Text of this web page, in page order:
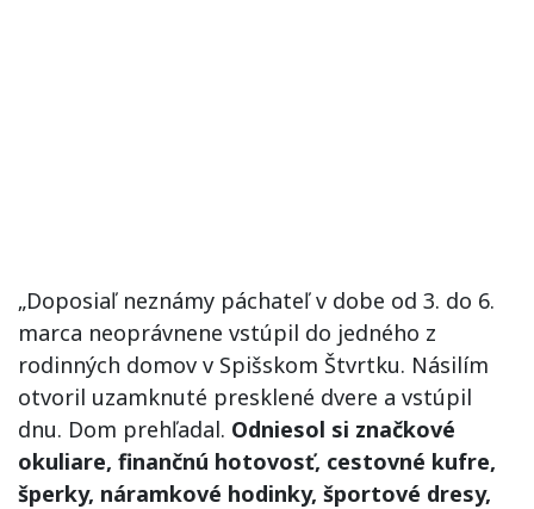
„Doposiaľ neznámy páchateľ v dobe od 3. do 6.
marca neoprávnene vstúpil do jedného z
rodinných domov v Spišskom Štvrtku. Násilím
otvoril uzamknuté presklené dvere a vstúpil
dnu. Dom prehľadal. Odniesol si značkové
okuliare, finančnú hotovosť, cestovné kufre,
šperky, náramkové hodinky, športové dresy,